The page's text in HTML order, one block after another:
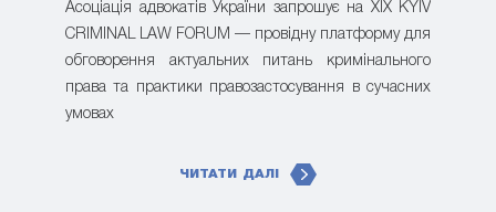
Асоціація адвокатів України запрошує на XIX KYIV
CRIMINAL LAW FORUM — провідну платформу для
обговорення актуальних питань кримінального
права та практики правозастосування в сучасних
умовах
ЧИТАТИ ДАЛІ